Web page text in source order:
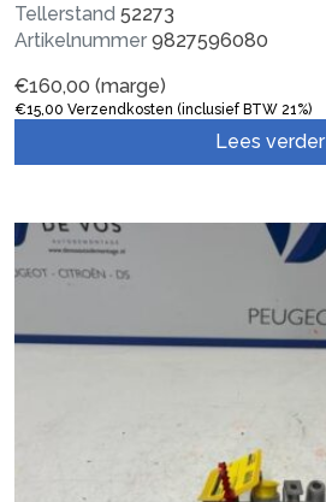
Tellerstand 52273
Artikelnummer 9827596080
€160,00 (marge)
€15,00 Verzendkosten (inclusief BTW 21%)
Lees verder